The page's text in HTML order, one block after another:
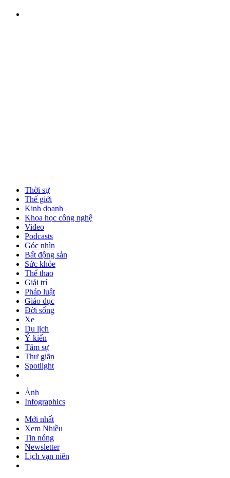
Thời sự
Thế giới
Kinh doanh
Khoa học công nghệ
Video
Podcasts
Góc nhìn
Bất động sản
Sức khỏe
Thể thao
Giải trí
Pháp luật
Giáo dục
Đời sống
Xe
Du lịch
Ý kiến
Tâm sự
Thư giãn
Spotlight
Ảnh
Infographics
Mới nhất
Xem Nhiều
Tin nóng
Newsletter
Lịch vạn niên